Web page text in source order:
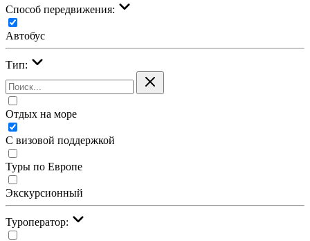
Cпособ передвижения:
Автобус
Тип:
Отдых на море
С визовой поддержкой
Туры по Европе
Экскурсионный
Туроператор: